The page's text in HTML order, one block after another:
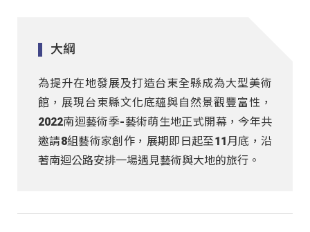
大綱
為提升在地發展及打造台東全縣成為大型美術
館，展現台東縣文化底蘊與自然景觀豐富性，
2022南迴藝術季-藝術萌生地正式開幕，今年共
邀請8組藝術家創作，展期即日起至11月底，沿
著南迴公路安排一場遇見藝術與大地的旅行。